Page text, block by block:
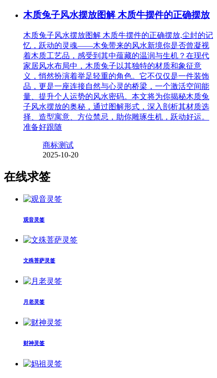
木质兔子风水摆放图解 木质牛摆件的正确摆放
木质兔子风水摆放图解 木质牛摆件的正确摆放,尘封的记
忆，跃动的灵魂——木兔带来的风水新境你是否曾凝视
着木质工艺品，感受到其中蕴藏的温润与生机？在现代
家居风水布局中，木质兔子以其独特的材质和象征意
义，悄然扮演着举足轻重的角色。它不仅仅是一件装饰
品，更是一座连接自然与心灵的桥梁，一个激活空间能
量、提升个人运势的风水密码。本文将为你揭秘木质兔
子风水摆放的奥秘，通过图解形式，深入剖析其材质选
择、造型寓意、方位禁忌，助你雕琢生机，跃动好运。
准备好跟随
商标测试
2025-10-20
在线求签
观音灵签
文殊菩萨灵签
月老灵签
财神灵签